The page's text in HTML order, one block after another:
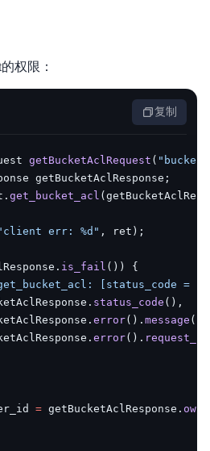
权限：
复制
getBucketAclRequest (
getBucketAclResponse ;
. get_bucket_acl (
err: %d" , ret ) ;
. is_fail ( ) )
{
[status_code =
. status_code ( ) ,
. error( ) . message (
. error( ) . request_id
= getBucketAclResponse .